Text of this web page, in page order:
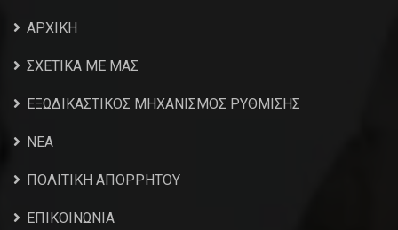
ΑΡΧΙΚΗ
ΣΧΕΤΙΚΑ ΜΕ ΜΑΣ
ΕΞΩΔΙΚΑΣΤΙΚΟΣ ΜΗΧΑΝΙΣΜΟΣ ΡΥΘΜΙΣΗΣ
NEA
ΠΟΛΙΤΙΚΗ ΑΠΟΡΡΗΤΟΥ
ΕΠΙΚΟΙΝΩΝΙΑ